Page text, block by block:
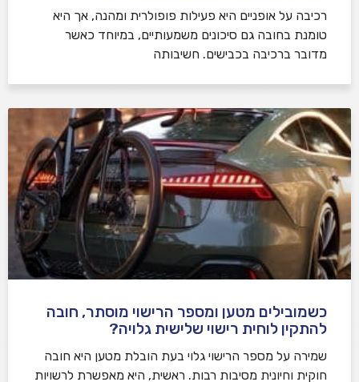
רכיבה על אופניים היא פעילות פופולרית ומהנה, אך היא
טומנת בחובה גם סיכונים משמעותיים, במיוחד כאשר
מדובר ברכיבה בכבישים. חשיבותה
כשמובילים מטען ומספר הרישוי מוסתר, חובה
להתקין לוחית רישוי שלישית גלויה?
שמירה על מספר הרישוי גלוי בעת הובלת מטען היא חובה
חוקית וחיונית מסיבות רבות. ראשית, היא מאפשרת לרשויות